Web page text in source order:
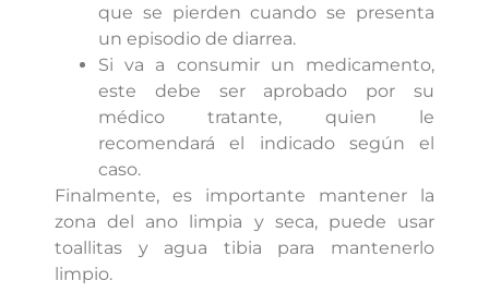
que se pierden cuando se presenta
un episodio de diarrea.
Si va a consumir un medicamento,
este debe ser aprobado por su
médico tratante, quien le
recomendará el indicado según el
caso.
Finalmente, es importante mantener la
zona del ano limpia y seca, puede usar
toallitas y agua tibia para mantenerlo
limpio.